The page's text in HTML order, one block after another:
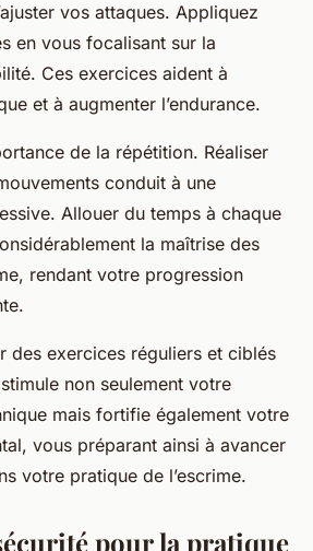
vos attaques. Appliquez
en vous focalisant sur la
Ces exercices aident à
et à augmenter l’endurance.
de la répétition. Réaliser
conduit à une
Allouer du temps à chaque
la maîtrise des
rendant votre progression
des exercices réguliers et ciblés
non seulement votre
mais fortifie également votre
vous préparant ainsi à avancer
votre pratique de l’escrime.
pour la pratique